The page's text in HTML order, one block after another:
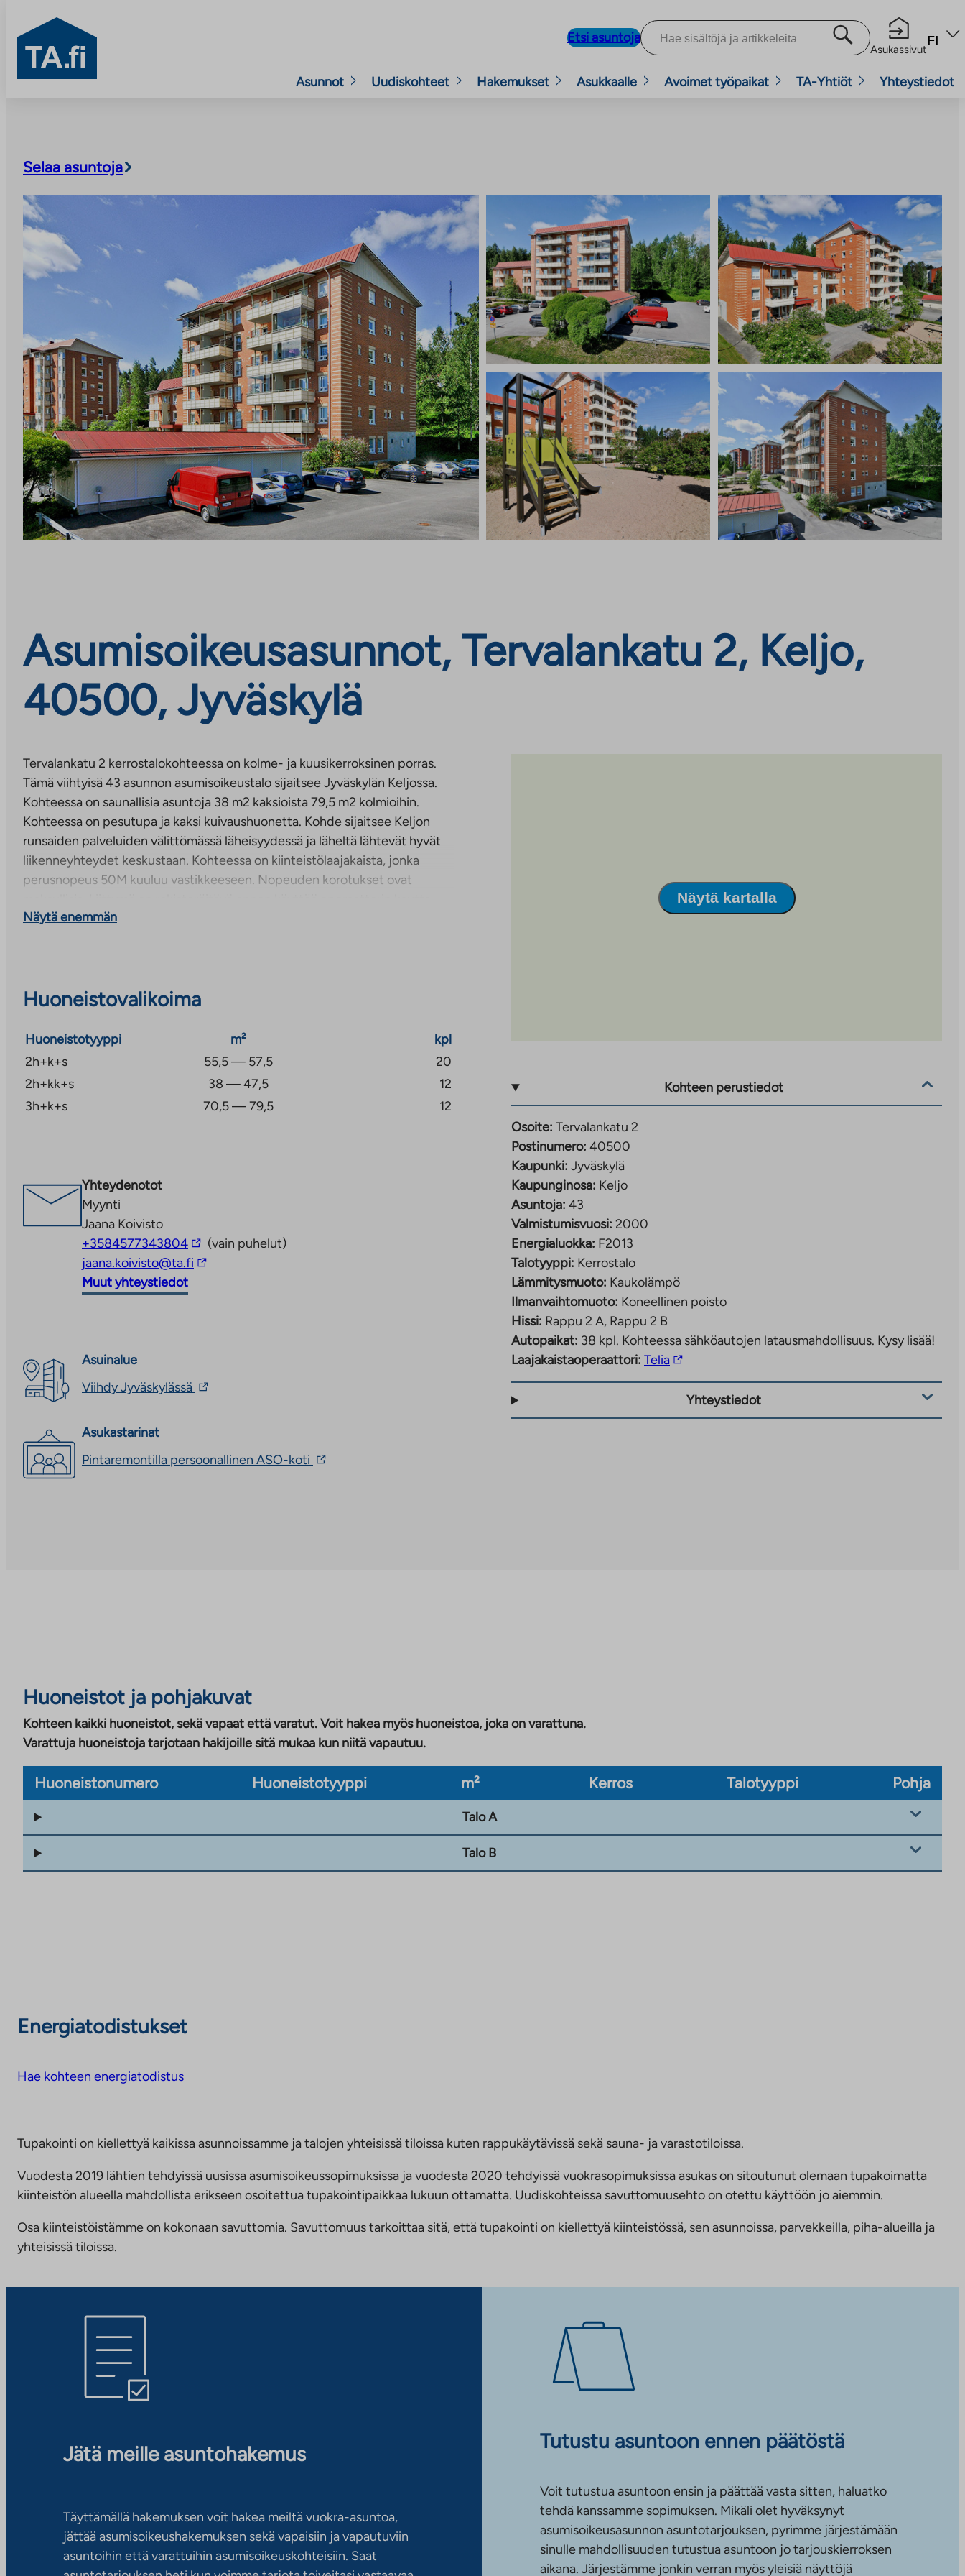
TA.fi
Etsi asuntoja
Asukassivut
FI
Asunnot Uudiskohteet Hakemukset Asukkaalle Avoimet työpaikat TA-Yhtiöt Yhteystiedot
Selaa asuntoja
Asumisoikeusasunnot, Tervalankatu 2, Keljo,
40500, Jyväskylä
Tervalankatu 2 kerrostalokohteessa on kolme- ja kuusikerroksinen porras.
Tämä viihtyisä 43 asunnon asumisoikeustalo sijaitsee Jyväskylän Keljossa.
Kohteessa on saunallisia asuntoja 38 m2 kaksioista 79,5 m2 kolmioihin.
Kohteessa on pesutupa ja kaksi kuivaushuonetta. Kohde sijaitsee Keljon
runsaiden palveluiden välittömässä läheisyydessä ja läheltä lähtevät hyvät
liikenneyhteydet keskustaan. Kohteessa on kiinteistölaajakaista, jonka
perusnopeus 50M kuuluu vastikkeeseen. Nopeuden korotukset ovat
Näytä enemmän
Huoneistovalikoima
Huoneistotyyppi m²
kpl
2h+k+s
55,5 — 57,5
20
2h+kk+s
38 — 47,5
12
3h+k+s
70,5 — 79,5 12
Yhteydenotot
Myynti
Jaana Koivisto
+3584577343804Linkki
vie
ulkopuoliseen
(vain puhelut)
jaana.koivisto@ta.fi Linkki
Muut yhteystiedot
Asuinalue
Viihdy Jyväskylässä Linkki
aukeaa
Asukastarinat
Pintaremontilla persoonallinen ASO-koti Linkki
Näytä kartalla
Kohteen perustiedot
Osoite: Tervalankatu 2
Postinumero: 40500
Kaupunki: Jyväskylä
Kaupunginosa: Keljo
Asuntoja: 43
Valmistumisvuosi: 2000
Energialuokka: F2013
Talotyyppi: Kerrostalo
Lämmitysmuoto: Kaukolämpö
Ilmanvaihtomuoto: Koneellinen poisto
Hissi: Rappu 2 A, Rappu 2 B
Autopaikat: 38 kpl. Kohteessa sähköautojen latausmahdollisuus. Kysy lisää!
Laajakaistaoperaattori: TeliaLinkki
vie
ulkopuoliseen
palveluun.
Yhteystiedot
Huoneistot ja pohjakuvat
Kohteen kaikki huoneistot, sekä vapaat että varatut. Voit hakea myös huoneistoa, joka on varattuna.
Varattuja huoneistoja tarjotaan hakijoille sitä mukaa kun niitä vapautuu.
Huoneistonumero Huoneistotyyppi m² Kerros Talotyyppi Pohja
Talo A
Talo B
Energiatodistukset
Hae kohteen energiatodistus
Tupakointi on kiellettyä kaikissa asunnoissamme ja talojen yhteisissä tiloissa kuten rappukäytävissä sekä sauna- ja varastotiloissa.
Vuodesta 2019 lähtien tehdyissä uusissa asumisoikeussopimuksissa ja vuodesta 2020 tehdyissä vuokrasopimuksissa asukas on sitoutunut olemaan tupakoimatta
kiinteistön alueella mahdollista erikseen osoitettua tupakointipaikkaa lukuun ottamatta. Uudiskohteissa savuttomuusehto on otettu käyttöön jo aiemmin.
Osa kiinteistöistämme on kokonaan savuttomia. Savuttomuus tarkoittaa sitä, että tupakointi on kiellettyä kiinteistössä, sen asunnoissa, parvekkeilla, piha-alueilla ja
yhteisissä tiloissa.
Jätä meille asuntohakemus
Täyttämällä hakemuksen voit hakea meiltä vuokra-asuntoa,
jättää asumisoikeushakemuksen sekä vapaisiin ja vapautuviin
asuntoihin että varattuihin asumisoikeuskohteisiin. Saat
Tutustu asuntoon ennen päätöstä
Voit tutustua asuntoon ensin ja päättää vasta sitten, haluatko
tehdä kanssamme sopimuksen. Mikäli olet hyväksynyt
asumisoikeusasunnon asuntotarjouksen, pyrimme järjestämään
sinulle mahdollisuuden tutustua asuntoon jo tarjouskierroksen
aikana. Järjestämme jonkin verran myös yleisiä näyttöjä